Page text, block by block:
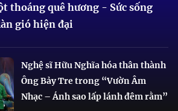
thoáng quê hương - Sức sống
gió hiện đại
Nghệ sĩ Hữu Nghĩa hóa thân thành
Ông Bảy Tre trong “Vườn Âm
Nhạc – Ánh sao lấp lánh đêm rằm”